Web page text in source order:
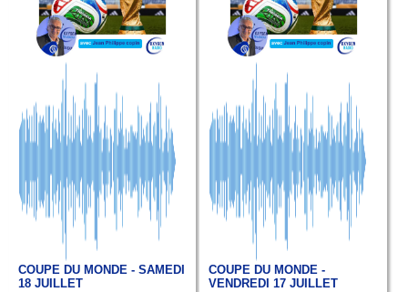
COUPE DU MONDE - SAMEDI
18 JUILLET
COUPE DU MONDE -
VENDREDI 17 JUILLET